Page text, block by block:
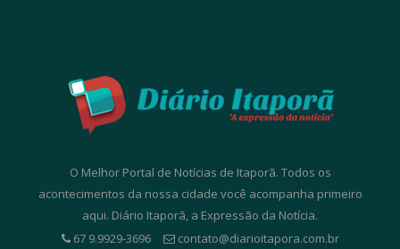
O Melhor Portal de Notícias de Itaporã. Todos os
acontecimentos da nossa cidade você acompanha primeiro
aqui. Diário Itaporã, a Expressão da Notícia.
67 9.9929-3696
contato@diarioitapora.com.br